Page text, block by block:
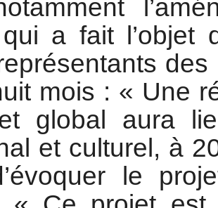
a fait l’objet
mois : « Une
global aura
et culturel, à
le